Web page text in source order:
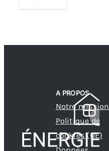
A PROPOS
Notre mission
Politique de
cookies (UE)